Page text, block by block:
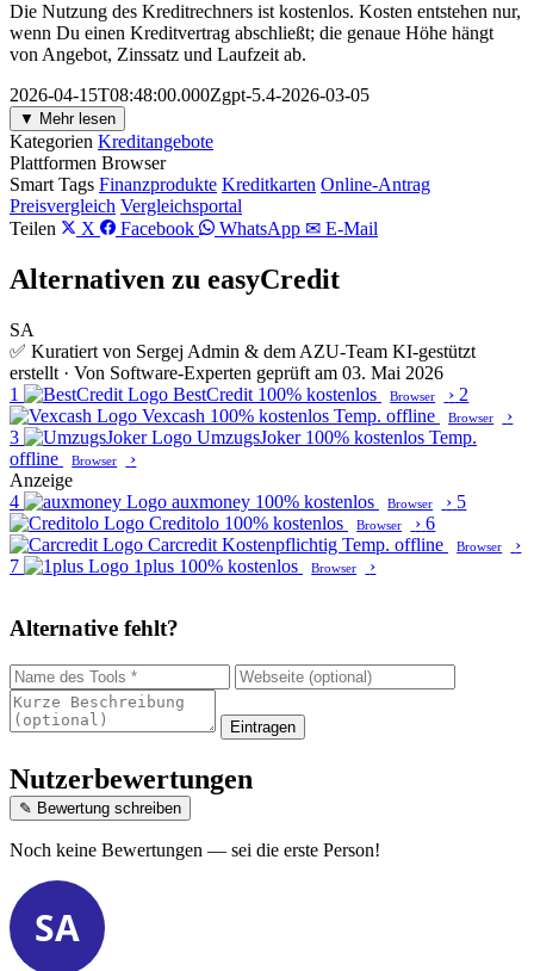
Die Nutzung des Kreditrechners ist kostenlos. Kosten entstehen nur,
wenn Du einen Kreditvertrag abschließt; die genaue Höhe hängt
von Angebot, Zinssatz und Laufzeit ab.
2026-04-15T08:48:00.000Zgpt-5.4-2026-03-05
▼ Mehr lesen
Kategorien Kreditangebote
Plattformen Browser
Smart Tags Finanzprodukte Kreditkarten Online-Antrag
Preisvergleich Vergleichsportal
Teilen
X Facebook WhatsApp ✉ E-Mail
Alternativen zu easyCredit
SA
✅ Kuratiert von Sergej Admin & dem AZU-Team KI-gestützt
erstellt · Von Software-Experten geprüft am 03. Mai 2026
1
BestCredit 100% kostenlos Browser › 2
Vexcash 100% kostenlos Temp. offline Browser
›
3
UmzugsJoker 100% kostenlos Temp.
offline
Browser
›
Anzeige
4
auxmoney 100% kostenlos Browser › 5
Creditolo 100% kostenlos Browser › 6
Carcredit Kostenpflichtig Temp. offline Browser
›
7
1plus 100% kostenlos Browser ›
Alternative fehlt?
Eintragen
Nutzerbewertungen
✎ Bewertung schreiben
Noch keine Bewertungen — sei die erste Person!
SA